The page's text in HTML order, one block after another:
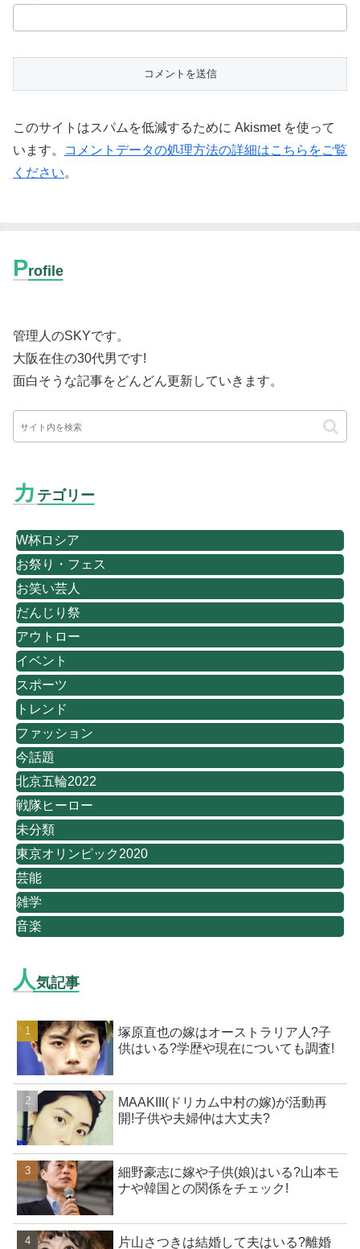
このサイトはスパムを低減するために Akismet を使って
います。
コメントデータの処理方法の詳細はこちらをご覧
ください。
Profile
管理人のSKYです。
大阪在住の30代男です!
面白そうな記事をどんどん更新していきます。
カ テゴリー
W杯ロシア
お祭り・フェス
お笑い芸人
だんじり祭
アウトロー
イベント
スポーツ
トレンド
ファッション
今話題
北京五輪2022
戦隊ヒーロー
未分類
東京オリンピック2020
芸能
雑学
音楽
人気記事
塚原直也の嫁はオーストラリア人?子
供はいる?学歴や現在についても調査!
MAAKIII(ドリカム中村の嫁)が活動再
開!子供や夫婦仲は大丈夫?
細野豪志に嫁や子供(娘)はいる?山本モ
ナや韓国との関係をチェック!
片山さつきは結婚して夫はいる?離婚